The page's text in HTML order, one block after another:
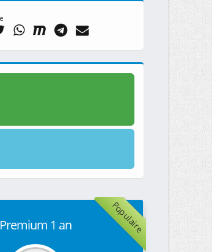
Populaire
Premium 1 an